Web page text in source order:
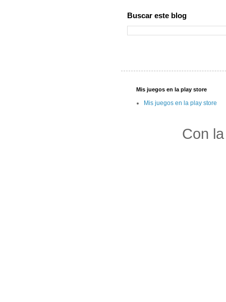
Buscar este blog
Mis juegos en la play store
Mis juegos en la play store
Con